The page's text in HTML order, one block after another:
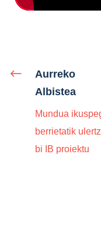
Aurreko
Albistea
Mundua
berrietatik
bi IB proiektu